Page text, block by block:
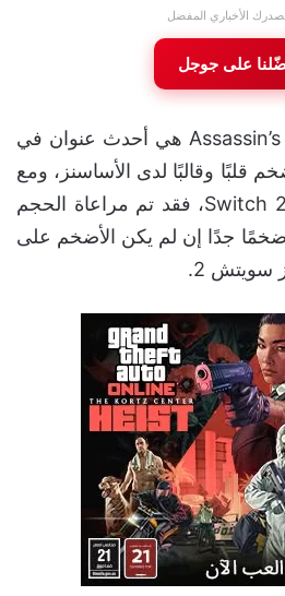
مصدرك الأخباري المفضل
على جوجل
لعبة Assassin’s Creed Shadows هي أحدث عنوان في
قلبًا وقالبًا لدى الأساسنز، ومع
قدوم اللعبة إلى منصة Switch 2، فقد تم مراعاة الحجم
ضخمًا جدًا إن لم يكن الأضخم على
سويتش 2.